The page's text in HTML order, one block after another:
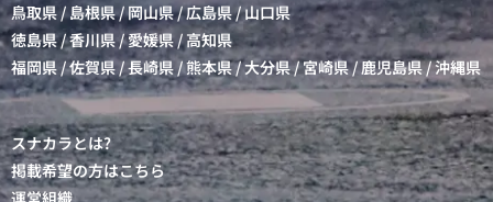
鳥取県 / 島根県/岡山県/広島県/山口県
徳島県/香川県/愛媛県 /高知県
福岡県 /佐賀県 /長崎県/熊本県/大分県/宮崎県/鹿児島県/沖縄県
スナカラとは?
掲載希望の方はこちら